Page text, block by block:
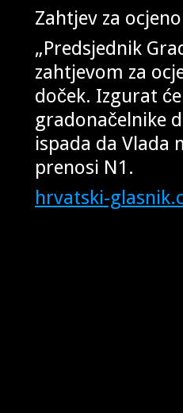
Zahtjev za
„Predsjednik
zahtjevom za
doček. Izgurat
gradonačelnike
ispada da Vlada
prenosi N1.
hrvatski-